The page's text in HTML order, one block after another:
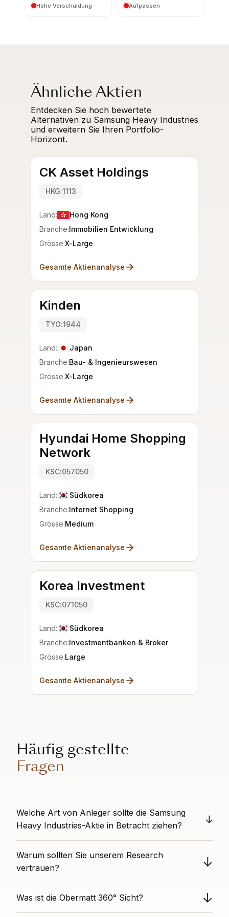
Hohe Verschuldung
Aufpassen
Ähnliche Aktien
Entdecken Sie hoch bewertete
Alternativen zu Samsung Heavy Industries
und erweitern Sie Ihren Portfolio-
Horizont.
CK Asset Holdings
HKG:1113
Land:
Hong Kong
Branche:Immobilien Entwicklung
Grösse:X-Large
Gesamte Aktienanalyse
Kinden
TYO:1944
Land:
Japan
Branche:Bau- & Ingenieurswesen
Grösse:X-Large
Gesamte Aktienanalyse
Hyundai Home Shopping
Network
KSC:057050
Land:
Südkorea
Branche:Internet Shopping
Grösse:Medium
Gesamte Aktienanalyse
Korea Investment
KSC:071050
Land:
Südkorea
Branche:Investmentbanken & Broker
Grösse:Large
Gesamte Aktienanalyse
Häufig gestellte
Fragen
Welche Art von Anleger sollte die Samsung
Heavy Industries-Aktie in Betracht ziehen?
Hohes Wachstum und positive Stimmung überwiegen
den geringen Value Rang (teuer) und die riskante
wohlfühlen und glauben, dass die Wachstumsstory die
Warum sollten Sie unserem Research
vertrauen?
als völlig unabhängige Drittpartei. Wir haben keine
Was ist die Obermatt 360° Sicht?